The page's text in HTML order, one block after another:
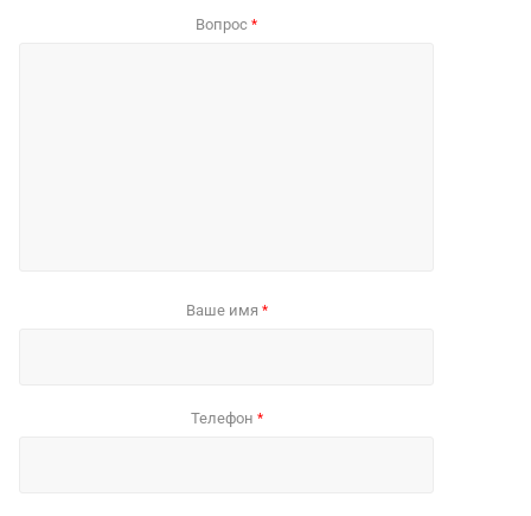
Вопрос *
Ваше имя *
Телефон *